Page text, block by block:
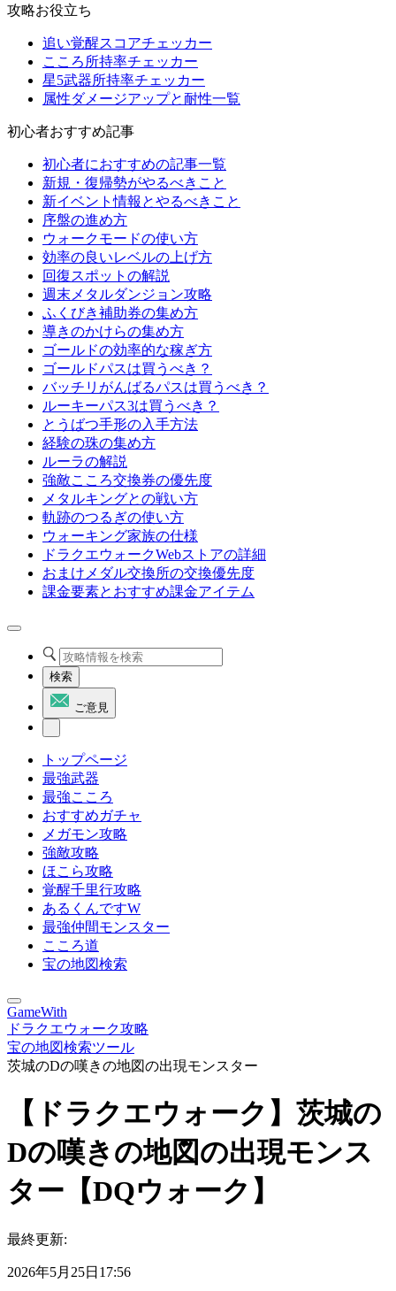
攻略お役立ち
追い覚醒スコアチェッカー
こころ所持率チェッカー
星5武器所持率チェッカー
属性ダメージアップと耐性一覧
初心者おすすめ記事
初心者におすすめの記事一覧
新規・復帰勢がやるべきこと
新イベント情報とやるべきこと
序盤の進め方
ウォークモードの使い方
効率の良いレベルの上げ方
回復スポットの解説
週末メタルダンジョン攻略
ふくびき補助券の集め方
導きのかけらの集め方
ゴールドの効率的な稼ぎ方
ゴールドパスは買うべき？
バッチリがんばるパスは買うべき？
ルーキーパス3は買うべき？
とうばつ手形の入手方法
経験の珠の集め方
ルーラの解説
強敵こころ交換券の優先度
メタルキングとの戦い方
軌跡のつるぎの使い方
ウォーキング家族の仕様
ドラクエウォークWebストアの詳細
おまけメダル交換所の交換優先度
課金要素とおすすめ課金アイテム
検索
ご意見
トップページ
最強武器
最強こころ
おすすめガチャ
メガモン攻略
強敵攻略
ほこら攻略
覚醒千里行攻略
あるくんですW
最強仲間モンスター
こころ道
宝の地図検索
GameWith
ドラクエウォーク攻略
宝の地図検索ツール
茨城のDの嘆きの地図の出現モンスター
【ドラクエウォーク】茨城の
Dの嘆きの地図の出現モンス
ター【DQウォーク】
最終更新:
2026年5月25日17:56